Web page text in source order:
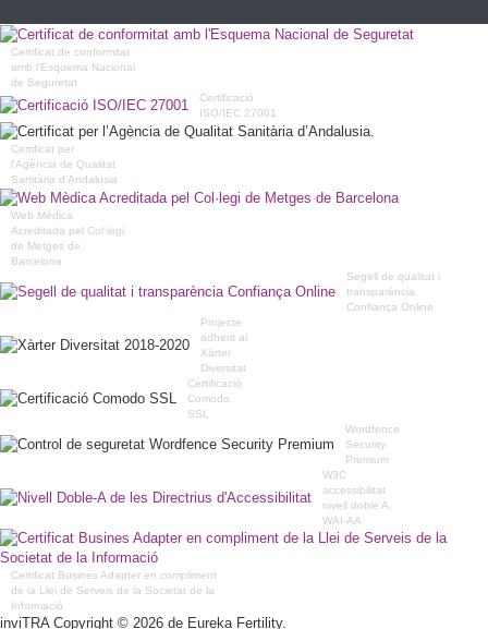
Certificat de conformitat
amb l'Esquema Nacional
de Seguretat
Certificació
ISO/IEC 27001
Certificat per
l’Agència de Qualitat
Sanitària d’Andalusia
Web Mèdica
Acreditada pel Col·legi
de Metges de
Barcelona
Segell de qualitat i
transparència
Confiança Online
Projecte
adherit al
Xàrter
Diversitat
Certificació
Comodo
SSL
Wordfence
Security
Premium
W3C
accessibilitat
nivell doble A,
WAI-AA
Certificat Busines Adapter en compliment
de la Llei de Serveis de la Societat de la
Informació
inviTRA Copyright © 2026 de Eureka Fertility.